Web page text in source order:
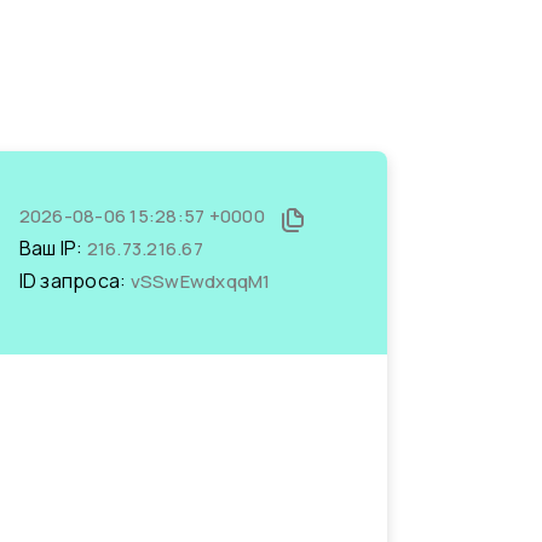
2026-08-06 15:28:57 +0000
Ваш IP: 216.73.216.67
ID запроса: vSSwEwdxqqM1